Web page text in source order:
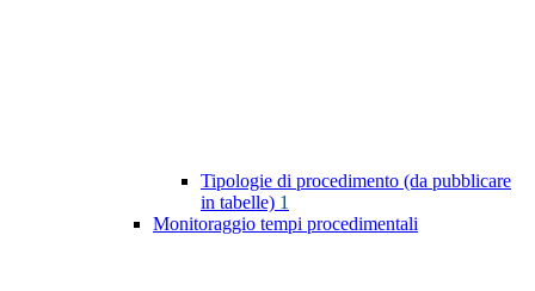
Tipologie di procedimento (da pubblicare
in tabelle) 1
Monitoraggio tempi procedimentali